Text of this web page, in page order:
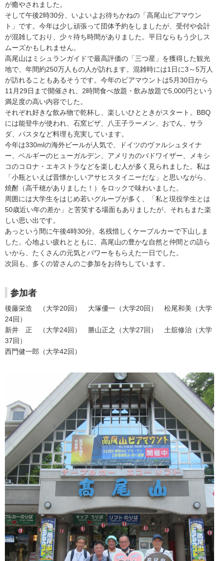
が癒やされました。
そして午後2時30分、いよいよお待ちかねの「高尾山ビアマウン
ト」です。今年は少し頑張って団体予約をしましたが、受付や会計
が混雑しており、少々待ち時間がありました。平日ならもう少しス
ムーズかもしれません。
高尾山はミシュランガイドで最高評価の「三つ星」を獲得した観光
地で、年間約250万人もの人が訪れます。混雑時には1日に3～5万人
が訪れることもあるそうです。今年のビアマウントは5月30日から
11月29日まで開催され、2時間食べ放題・飲み放題で5,000円という
満足度の高い内容でした。
それぞれ好きな飲み物で乾杯し、楽しいひとときがスタート。BBQ
には能登牛が使われ、石窯ピザ、八王子ラーメン、おでん、サラ
ダ、パスタなど料理も充実しています。
今年は330mlの海外ビールが人気で、ドイツのヴァルシュタイナ
ー、ベルギーのヒューガルデン、アメリカのバドワイザー、メキシ
コのコロナ・エキストラなどを楽しむ人が多く見られました。私は
「小瓶といえば昔懐かしいアサヒスタイニーだな」と思いながら、
焼酎（高千穂がありました！）をロックで味わいました。
周囲には大学生をはじめ若いグループが多く、「私と現役学生とは
50歳近い年の差か」と苦笑する場面もありましたが、それもまた楽
しい思い出です。
あっという間に午後4時30分。名残惜しくケーブルカーで下山しま
した。心地よい疲れとともに、高尾山の豊かな自然と仲間との語ら
いから、たくさんの元気とパワーをもらえた一日でした。
次回も、多くの皆さんのご参加をお待ちしています。
参加者
後藤栄造 （大学20回） 大塚優一（大学20回） 松尾和美（大学
24回）
新井 正 （大学24回） 勝山正之（大学27回） 土舘修治（大学
37回）
西門健一郎（大学42回）